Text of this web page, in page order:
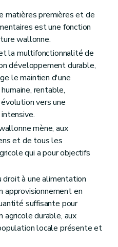
données à caractère personnel de l'observatoire foncier
à caractère personnel de l'Agence wallonne pour la Promotion d'une Agriculture de qualité
les demandes introduites par voie électronique
acteurs, au suivi et à la coordination des politiques agricoles
de l'Agriculture, de l'Agro-Alimentaire et de l'Alimentation
matières premières et de
est une fonction
wallonne.
la multifonctionnalité de
développement durable,
le maintien d'une
rentable,
vers une
mène, aux
et de tous les
qui a pour objectifs
droit à une alimentation
approvisionnement en
suffisante pour
agricole durable, aux
locale présente et